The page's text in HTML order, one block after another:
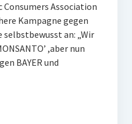
Consumers Association
Kampagne gegen
selbstbewusst an: „Wir
,aber nun
BAYER und